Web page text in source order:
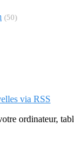
(50)
via RSS
ordinateur,